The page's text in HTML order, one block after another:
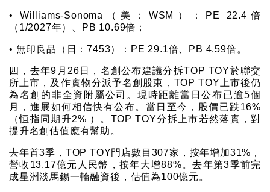
• Williams-Sonoma（美：WSM）：PE 22.4倍
（1/2027年）、PB 10.69倍；
• 無印良品（日：7453）：PE 29.1倍、PB 4.59倍。
四，去年9月26日，名創公布建議分拆TOP TOY於聯交
所上市，及作實物分派予名創股東，TOP TOY上市後仍
為名創的非全資附屬公司。現時距離當日公布已逾5個
月，進展如何相信快有公布。當日至今，股價已跌16%
（恒指同期升2% ）。TOP TOY分拆上市若然落實，對
提升名創估值應有幫助。
去年首3季，TOP TOY門店數目307家，按年增加31%，
營收13.17億元人民幣，按年大增88%。去年第3季前完
成星洲淡馬錫一輪融資後，估值為100億元。